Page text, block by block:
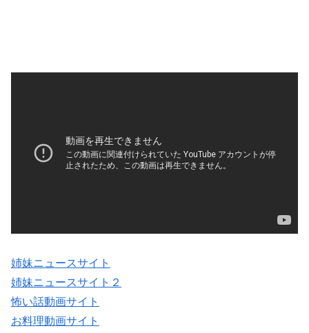
姉妹ニュースサイト
姉妹ニュースサイト２
怖い話動画サイト
お料理動画サイト